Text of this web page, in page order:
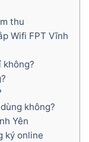
thu
Wifi FPT Vĩnh
không?
không?
Yên
ký online